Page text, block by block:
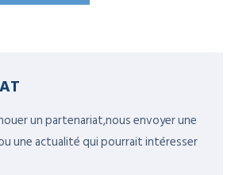
un partenariat,nous envoyer une
une actualité qui pourrait intéresser